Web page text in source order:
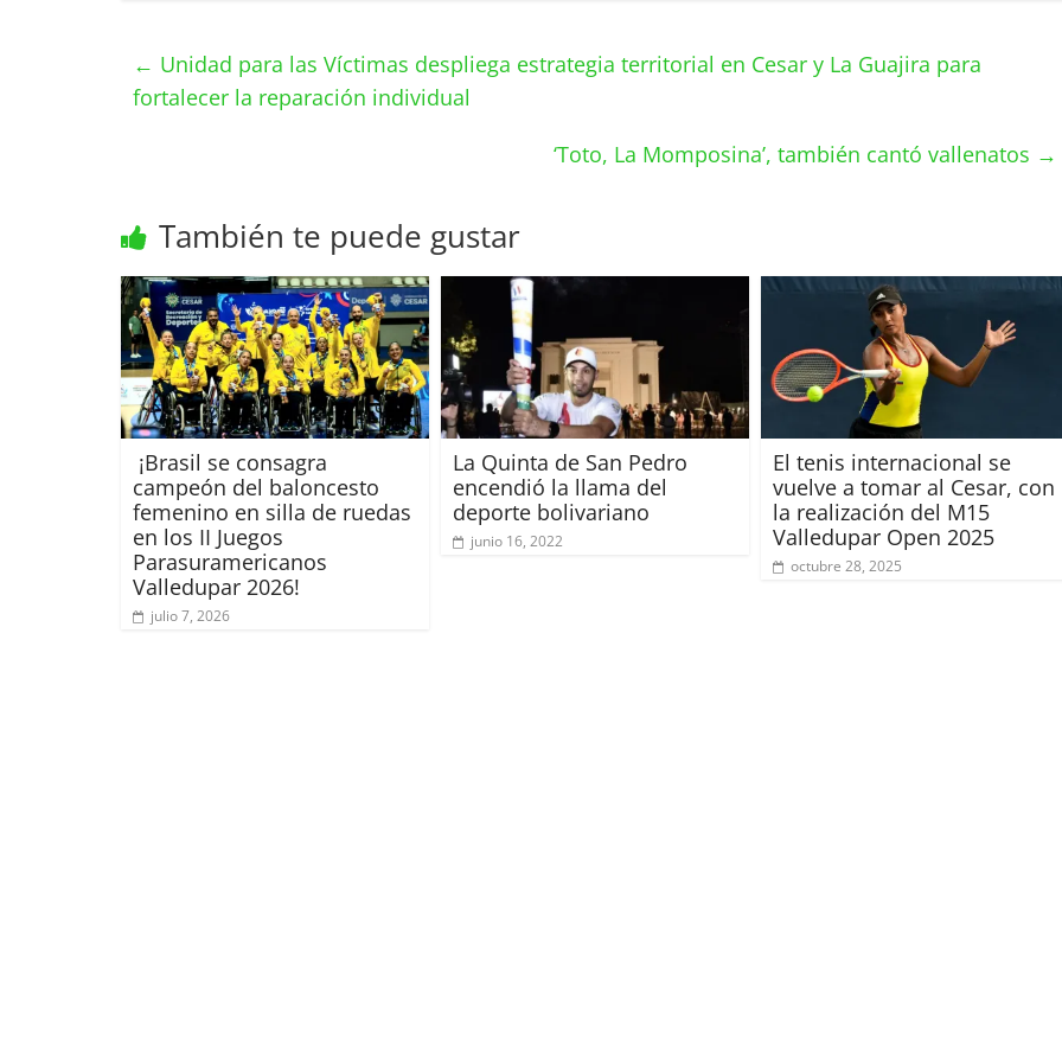
← Unidad para las Víctimas despliega estrategia territorial en Cesar y La Guajira para
fortalecer la reparación individual
‘Toto, La Momposina’, también cantó vallenatos →
También te puede gustar
¡Brasil se consagra
campeón del baloncesto
femenino en silla de ruedas
en los II Juegos
Parasuramericanos
Valledupar 2026!
julio 7, 2026
La Quinta de San Pedro
encendió la llama del
deporte bolivariano
junio 16, 2022
El tenis internacional se
vuelve a tomar al Cesar, con
la realización del M15
Valledupar Open 2025
octubre 28, 2025